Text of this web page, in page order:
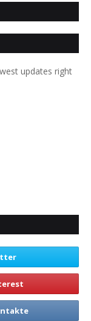
updates right